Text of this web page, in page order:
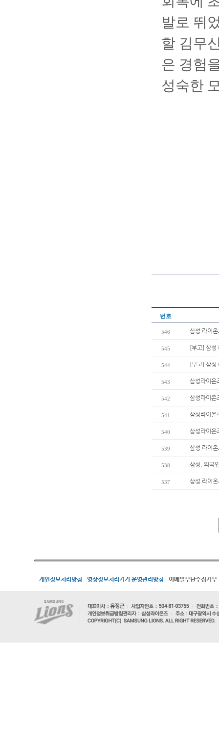
발로 뛰
할 김무
은 경험
성숙한
번호
546 삼성 라이
545 [부고] 삼성
544 [부고] 삼성
543 삼성라이온
542 삼성라이온
541 삼성라이온
540 삼성라이온
539 삼성 라이
538 삼성, 외국
537 삼성 라이
개인정보처리방침 영상정보처리기기 운영관리방침 이메일무단수집거부